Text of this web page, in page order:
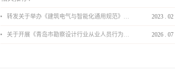
转发关于举办《建筑电气与智能化通用规范》 GB55024-2022公益宣贯的通知 2023 . 02
关于开展《青岛市勘察设计行业从业人员行为导则》、《青岛市住宅工程设计审查品质提升指引（2026版）》宣贯活动的通知 2026 . 07